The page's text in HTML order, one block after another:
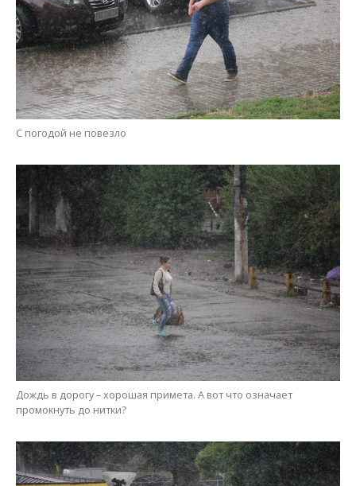
Дождь в дорогу – хорошая примета. А вот что означает
промокнуть до нитки?
Когда морская тема гармонично вписалась в городской пейзаж